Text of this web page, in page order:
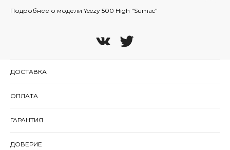
Подробнее о модели Yeezy 500 High "Sumac"
ДОСТАВКА
ОПЛАТА
ГАРАНТИЯ
ДОВЕРИЕ